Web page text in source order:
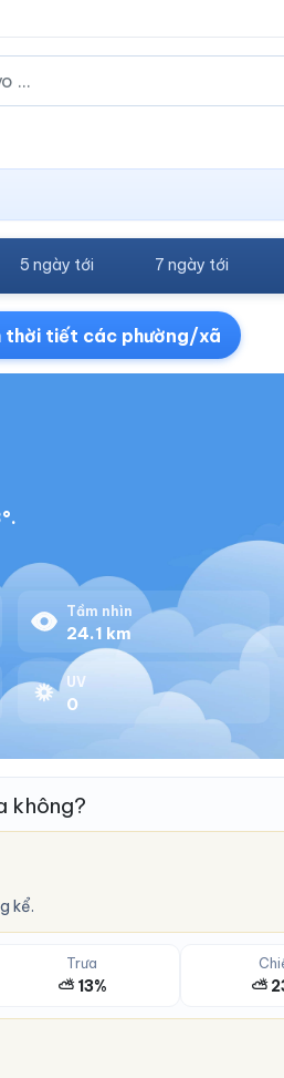
5 ngày tới 7 ngày tới
thời tiết các phường/xã
Tầm nhìn
24.1 km
UV
0
không?
kể.
Trưa
⛅ 13% ⛅